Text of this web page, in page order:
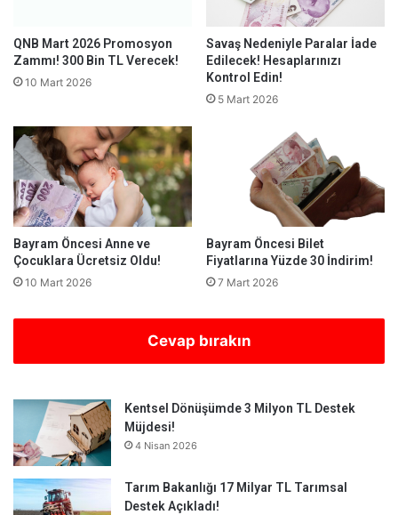
QNB Mart 2026 Promosyon
Zammı! 300 Bin TL Verecek!
10 Mart 2026
Savaş Nedeniyle Paralar İade
Edilecek! Hesaplarınızı
Kontrol Edin!
5 Mart 2026
Bayram Öncesi Anne ve
Çocuklara Ücretsiz Oldu!
10 Mart 2026
Bayram Öncesi Bilet
Fiyatlarına Yüzde 30 İndirim!
7 Mart 2026
Cevap bırakın
Kentsel Dönüşümde 3 Milyon TL Destek
Müjdesi!
4 Nisan 2026
Tarım Bakanlığı 17 Milyar TL Tarımsal
Destek Açıkladı!